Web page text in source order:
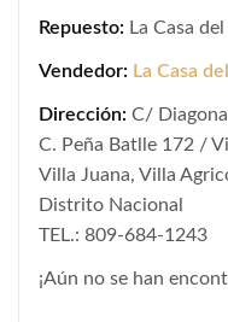
Repuesto: La Casa
Vendedor: La Casa
Dirección: C/
C. Peña Batlle 172 /
Villa Juana, Villa
Distrito Nacional
TEL.: 809-684-1243
¡Aún no se han